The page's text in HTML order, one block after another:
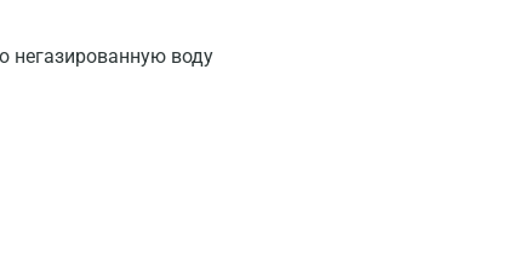
негазированную воду